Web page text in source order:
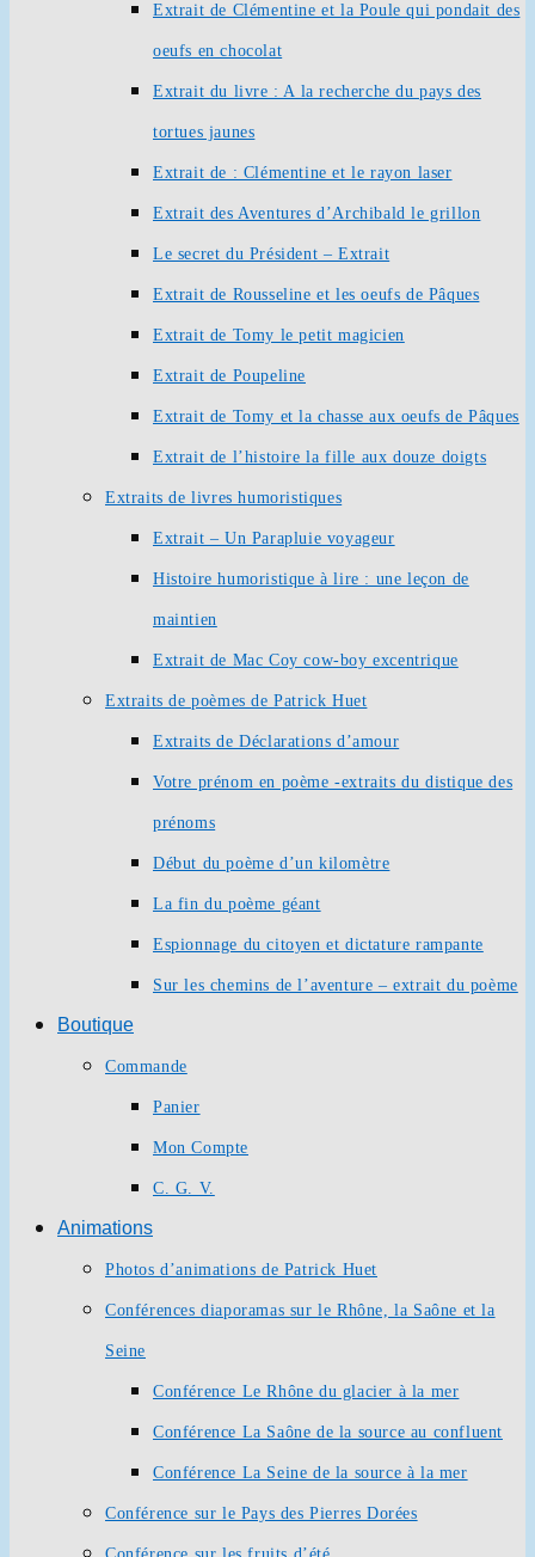
Extrait de Clémentine et la Poule qui pondait des
oeufs en chocolat
Extrait du livre : A la recherche du pays des
tortues jaunes
Extrait de : Clémentine et le rayon laser
Extrait des Aventures d’Archibald le grillon
Le secret du Président – Extrait
Extrait de Rousseline et les oeufs de Pâques
Extrait de Tomy le petit magicien
Extrait de Poupeline
Extrait de Tomy et la chasse aux oeufs de Pâques
Extrait de l’histoire la fille aux douze doigts
Extraits de livres humoristiques
Extrait – Un Parapluie voyageur
Histoire humoristique à lire : une leçon de
maintien
Extrait de Mac Coy cow-boy excentrique
Extraits de poèmes de Patrick Huet
Extraits de Déclarations d’amour
Votre prénom en poème -extraits du distique des
prénoms
Début du poème d’un kilomètre
La fin du poème géant
Espionnage du citoyen et dictature rampante
Sur les chemins de l’aventure – extrait du poème
Boutique
Commande
Panier
Mon Compte
C. G. V.
Animations
Photos d’animations de Patrick Huet
Conférences diaporamas sur le Rhône, la Saône et la
Seine
Conférence Le Rhône du glacier à la mer
Conférence La Saône de la source au confluent
Conférence La Seine de la source à la mer
Conférence sur le Pays des Pierres Dorées